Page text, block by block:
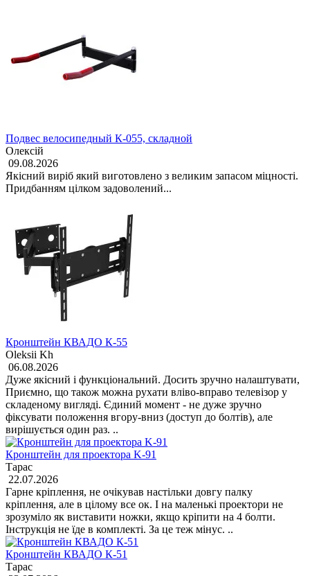
Подвес велосипедный К-055, складной
Олексій
09.08.2026
Якісний виріб який виготовлено з великим запасом міцності.
Придбанням цілком задоволений...
Кронштейн КВАДО К-55
Oleksii Kh
06.08.2026
Дуже якісний і функціональний. Досить зручно налаштувати,
Приємно, що також можна рухати вліво-вправо телевізор у
складеному вигляді. Єдиний момент - не дуже зручно
фіксувати положення вгору-вниз (доступ до болтів), але
вирішується один раз. ..
Кронштейн для проектора K-91
Тарас
22.07.2026
Гарне кріплення, не очікував настільки довгу палку
кріплення, але в цілому все ок. І на маленькі проектори не
зрозуміло як виставити ножки, якщо кріпити на 4 болти.
Інструкція не їде в комплекті. За це теж мінус. ..
Кронштейн КВАДО К-51
Тарас